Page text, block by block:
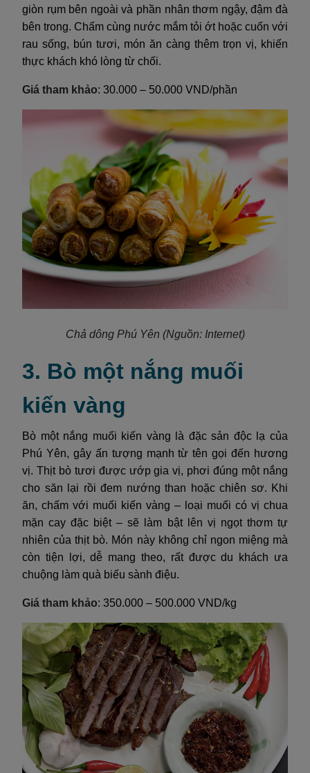
giòn rụm bên ngoài và phần nhân thơm ngậy, đậm đà
bên trong. Chấm cùng nước mắm tỏi ớt hoặc cuốn với
rau sống, bún tươi, món ăn càng thêm trọn vị, khiến
thực khách khó lòng từ chối.
Giá tham khảo: 30.000 – 50.000 VND/phần
Chả dông Phú Yên (Nguồn: Internet)
3. Bò một nắng muối
kiến vàng
Bò một nắng muối kiến vàng là đặc sản độc lạ của
Phú Yên, gây ấn tượng mạnh từ tên gọi đến hương
vị. Thịt bò tươi được ướp gia vị, phơi đúng một nắng
cho săn lại rồi đem nướng than hoặc chiên sơ. Khi
ăn, chấm với muối kiến vàng – loại muối có vị chua
mặn cay đặc biệt – sẽ làm bật lên vị ngọt thơm tự
nhiên của thịt bò. Món này không chỉ ngon miệng mà
còn tiện lợi, dễ mang theo, rất được du khách ưa
chuộng làm quà biếu sành điệu.
Giá tham khảo: 350.000 – 500.000 VND/kg